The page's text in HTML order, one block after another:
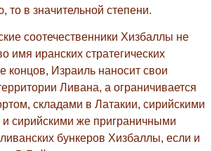
то в значительной степени.
соотечественники Хизбаллы не
имя иранских стратегических
концов, Израиль наносит свои
Ливана, а ограничивается
складами в Латакии, сирийскими
сирийскими же приграничными
бункеров Хизбаллы, если и